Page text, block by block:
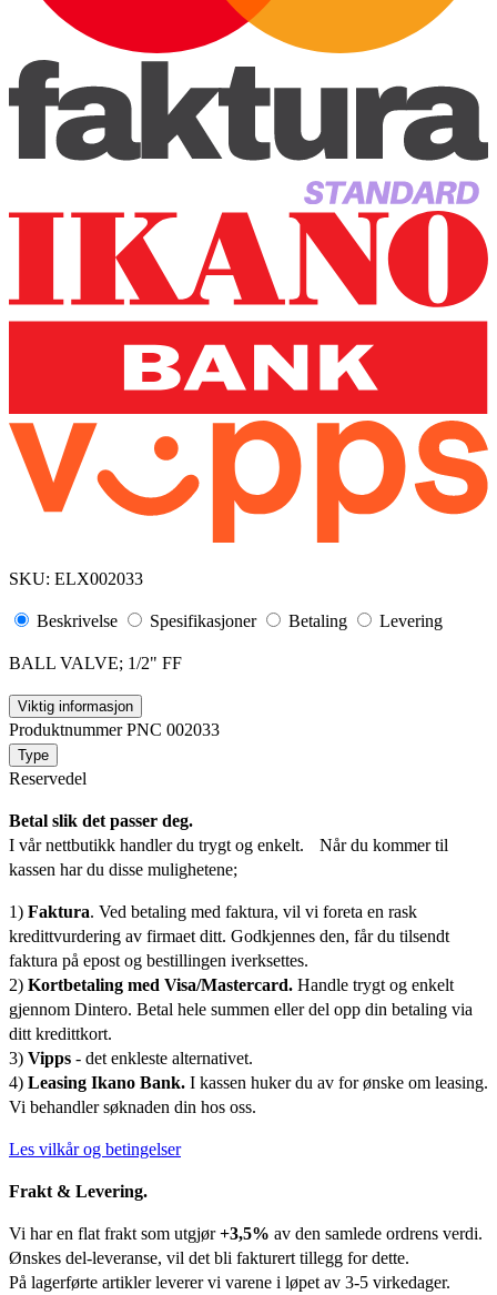
SKU: ELX002033
Beskrivelse Spesifikasjoner Betaling Levering
BALL VALVE; 1/2" FF
Viktig informasjon
Produktnummer PNC 002033
Type
Reservedel
Betal slik det passer deg.
I vår nettbutikk handler du trygt og enkelt. Når du kommer til
kassen har du disse mulighetene;
1) Faktura. Ved betaling med faktura, vil vi foreta en rask
kredittvurdering av firmaet ditt. Godkjennes den, får du tilsendt
faktura på epost og bestillingen iverksettes.
2) Kortbetaling med Visa/Mastercard. Handle trygt og enkelt
gjennom Dintero. Betal hele summen eller del opp din betaling via
ditt kredittkort.
3) Vipps - det enkleste alternativet.
4) Leasing Ikano Bank. I kassen huker du av for ønske om leasing.
Vi behandler søknaden din hos oss.
Les vilkår og betingelser
Frakt & Levering.
Vi har en flat frakt som utgjør+3,5% av den samlede ordrens verdi.
Ønskes del-leveranse, vil det bli fakturert tillegg for dette.
På lagerførte artikler leverer vi varene i løpet av 3-5 virkedager.